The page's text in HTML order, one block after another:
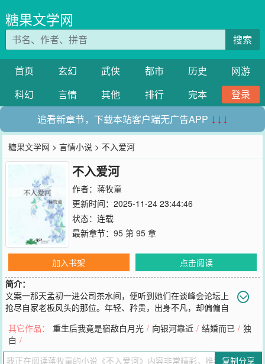
糖果文学网
搜索
首页 玄幻 武侠 都市 历史
网游
科幻
言情 其他 排行 完本
登录
追看新章节，下载本站客户端无广告APP ↓↓↓
糖果文学网 >言情小说 > 不入爱河
不入爱河
作者： 蒋牧童
更新时间：2025-11-24 23:44:46
状态：连载
最新章节： 95 第 95 章
加入书架
点击阅读
简介：
文案一那天孟初一进公司茶水间，便听到她们在谈峰会论坛上
抢尽自家老板风头的那位。年轻、矜贵，出身不凡，却偏偏自
不住感慨：“嫁给程津与这样的男人，会是什么感觉呢？”孟初认真想
了想：“有钱，还不回家，感觉挺好的。”登时同事笑道：“说的好像你
嫁给了他似的。”孟初跟着一起笑了起来。是啊，谁能想到，这是她跟
其它作品： 重生后我竟是宿敌白月光 / 向银河靠近 / 结婚而已 / 独
白 /
复制分享